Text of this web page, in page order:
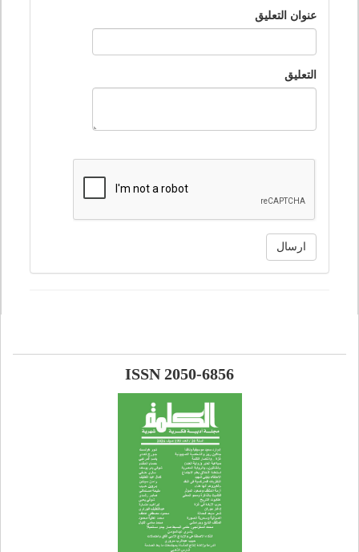
عنوان التعليق
التعليق
ارسال
ISSN 2050-6856